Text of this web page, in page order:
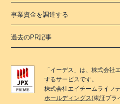
事業資金を調達する
過去のPR記事
「 イーデス 」は、株式会社
するサービスです。
株式会社エイチームライフ
ホールディングス(東証プラ